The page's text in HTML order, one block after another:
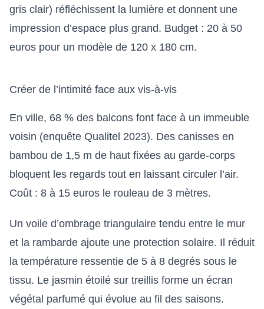
gris clair) réfléchissent la lumière et donnent une
impression d’espace plus grand. Budget : 20 à 50
euros pour un modèle de 120 x 180 cm.
Créer de l’intimité face aux vis-à-vis
En ville, 68 % des balcons font face à un immeuble
voisin (enquête Qualitel 2023). Des canisses en
bambou de 1,5 m de haut fixées au garde-corps
bloquent les regards tout en laissant circuler l’air.
Coût : 8 à 15 euros le rouleau de 3 mètres.
Un voile d’ombrage triangulaire tendu entre le mur
et la rambarde ajoute une protection solaire. Il réduit
la température ressentie de 5 à 8 degrés sous le
tissu. Le jasmin étoilé sur treillis forme un écran
végétal parfumé qui évolue au fil des saisons.